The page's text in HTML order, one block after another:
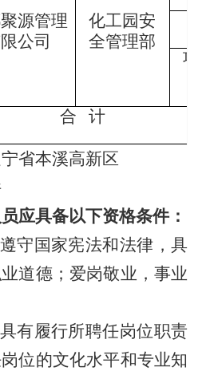
源管理
公司
化工园安
全管理部
项
合 计
省本溪高新区
员应具备以下资格条件：
守国家宪法和法律，具
道德；爱岗敬业，事业
有履行所聘任岗位职责
位的文化水平和专业知